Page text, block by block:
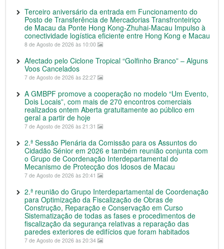
Terceiro aniversário da entrada em Funcionamento do
Posto de Transferência de Mercadorias Transfronteiriço
de Macau da Ponte Hong Kong-Zhuhai-Macau Impulso à
conectividade logística eficiente entre Hong Kong e Macau
8 de Agosto de 2026 às 10:00
Afectado pelo Ciclone Tropical “Golfinho Branco” – Alguns
Voos Cancelados
7 de Agosto de 2026 às 22:27
A GMBPF promove a cooperação no modelo “Um Evento,
Dois Locais”, com mais de 270 encontros comerciais
realizados ontem Aberta gratuitamente ao público em
geral a partir de hoje
7 de Agosto de 2026 às 21:31
2.ª Sessão Plenária da Comissão para os Assuntos do
Cidadão Sénior em 2026 e também reunião conjunta com
o Grupo de Coordenação Interdepartamental do
Mecanismo de Protecção dos Idosos de Macau
7 de Agosto de 2026 às 20:41
2.ª reunião do Grupo Interdepartamental de Coordenação
para Optimização da Fiscalização de Obras de
Construção, Reparação e Conservação em Curso
Sistematização de todas as fases e procedimentos de
fiscalização da segurança relativas a reparação das
paredes exteriores de edifícios que foram habitados
7 de Agosto de 2026 às 20:34